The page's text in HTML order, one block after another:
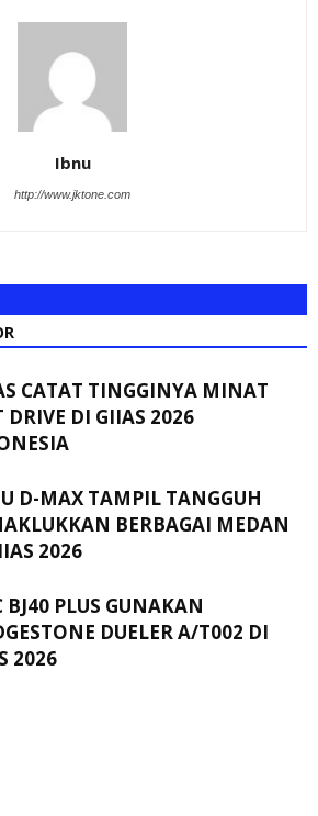
Ibnu
http://www.jktone.com
CATAT TINGGINYA MINAT
DRIVE DI GIIAS 2026
D-MAX TAMPIL TANGGUH
BERBAGAI MEDAN
2026
BJ40 PLUS GUNAKAN
DUELER A/T002 DI
2026